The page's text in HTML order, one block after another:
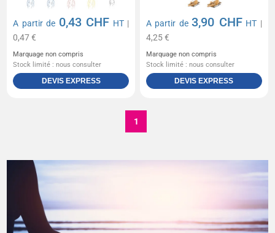
A partir de 0,43 CHF HT|
0,47 €
Marquage non compris
Stock limité : nous consulter
DEVIS EXPRESS
A partir de3,90 CHF HT |
4,25 €
Marquage non compris
Stock limité : nous consulter
DEVIS EXPRESS
1